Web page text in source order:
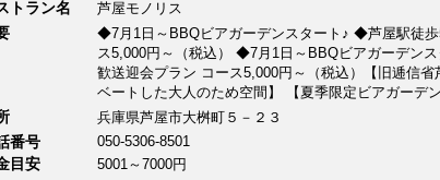
トラン名 芦屋モノリス
◆7月1日～BBQビアガーデンスタート♪ ◆芦屋駅徒
ス5,000円～（税込） ◆7月1日～BBQビアガーデ
歓送迎会プラン コース5,000円～（税込）【旧逓信
ベートした大人のため空間】 【夏季限定ビアガーデ
を今年も開催します！ 《2時間制》お一人様5,500円
料になります！ 【貸切のご案内もできます】 各種宴
す。 大型宴会・貸切から20名様ほどの小宴会まで様
仲間達との最高の時間をお過ごいただけるようご宴
兵庫県芦屋市大桝町５－２３
番号 050-5306-8501
目安 5001～7000円